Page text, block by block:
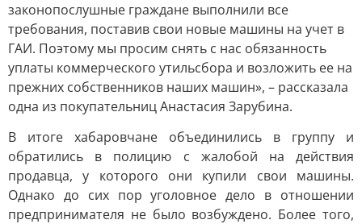
законопослушные граждане выполнили все
требования, поставив свои новые машины на учет в
ГАИ. Поэтому мы просим снять с нас обязанность
уплаты коммерческого утильсбора и возложить ее на
прежних собственников наших машин», – рассказала
одна из покупательниц Анастасия Зарубина.
В итоге хабаровчане объединились в группу и
обратились в полицию с жалобой на действия
продавца, у которого они купили свои машины.
Однако до сих пор уголовное дело в отношении
предпринимателя не было возбуждено. Более того,